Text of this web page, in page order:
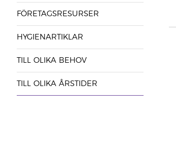
FÖRETAGSRESURSER
HYGIENARTIKLAR
TILL OLIKA BEHOV
TILL OLIKA ÅRSTIDER